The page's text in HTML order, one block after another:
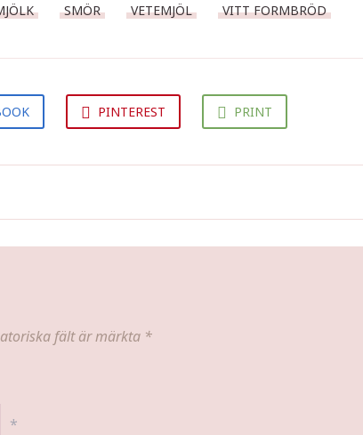
SMÖR VETEMJÖL VITT FORMBRÖD
PINTEREST PRINT
blåbär och lönnsirap
fält är märkta *
*